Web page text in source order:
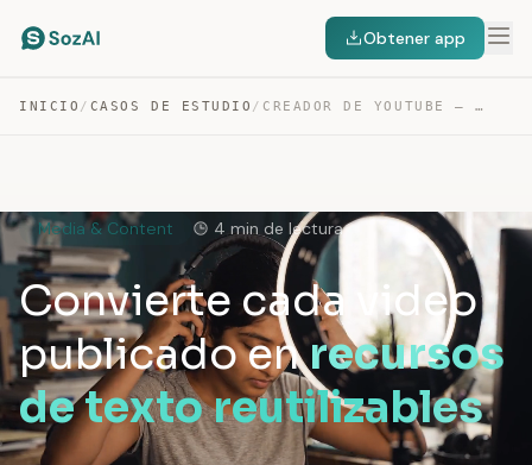
Obtener app
INICIO / CASOS DE ESTUDIO / CREADOR DE YOUTUBE — DE TRANSCRIPCIÓN A RECURSOS DE CONTENIDO
Media & Content 4 min de lectura
Convierte cada video
publicado enrecursos
de texto reutilizables